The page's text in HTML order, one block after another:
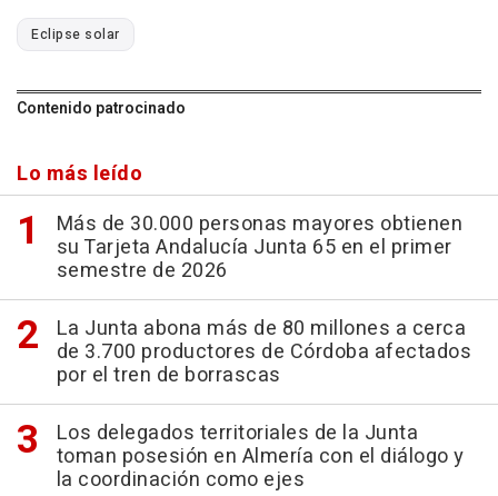
Eclipse solar
Contenido patrocinado
Lo más leído
Más de 30.000 personas mayores obtienen
su Tarjeta Andalucía Junta 65 en el primer
semestre de 2026
La Junta abona más de 80 millones a cerca
de 3.700 productores de Córdoba afectados
por el tren de borrascas
Los delegados territoriales de la Junta
toman posesión en Almería con el diálogo y
la coordinación como ejes